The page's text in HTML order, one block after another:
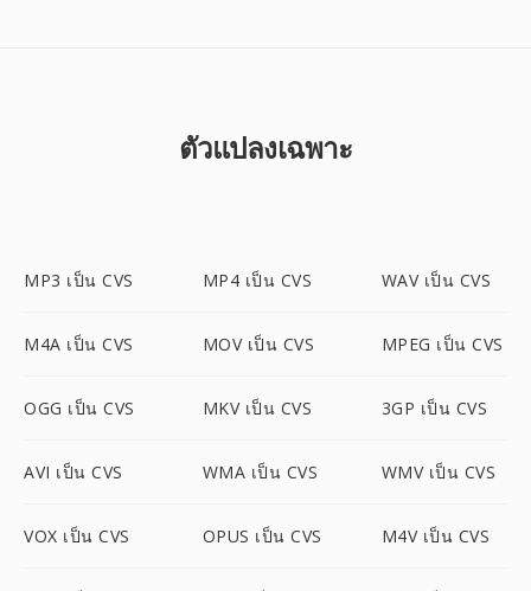
ตัวแปลงเฉพาะ
MP3 เป็น CVS MP4 เป็น CVS WAV เป็น CVS
M4A เป็น CVS MOV เป็น CVS MPEG เป็น CVS
OGG เป็น CVS MKV เป็น CVS 3GP เป็น CVS
AVI เป็น CVS WMA เป็น CVS WMV เป็น CVS
VOX เป็น CVS OPUS เป็น CVS M4V เป็น CVS